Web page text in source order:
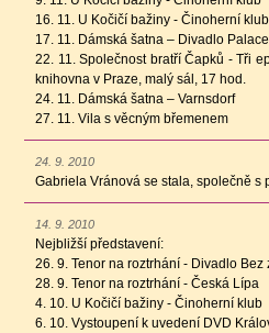
16. 11. U Kočičí bažiny - Činoherní klub
17. 11. Dámská šatna – Divadlo Palace
22. 11. Společnost bratří Čapků - Tři
knihovna v Praze, malý sál, 17 hod.
24. 11. Dámská šatna – Varnsdorf
27. 11. Vila s věcným břemenem
24. 9. 2010
Gabriela Vránová se stala, společně s
14. 9. 2010
Nejbližší představení:
26. 9. Tenor na roztrhání - Divadlo Bez
28. 9. Tenor na roztrhání - Česká Lípa
4. 10. U Kočičí bažiny - Činoherní klub
6. 10. Vystoupení k uvedení DVD